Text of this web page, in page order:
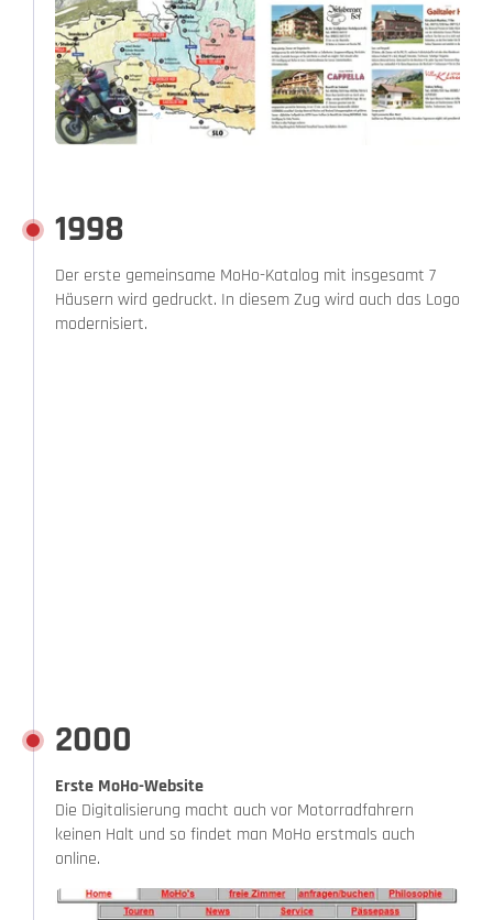
1998
Der erste gemeinsame MoHo-Katalog mit insgesamt 7
Häusern wird gedruckt. In diesem Zug wird auch das Logo
modernisiert.
2000
Erste MoHo-Website
Die Digitalisierung macht auch vor Motorradfahrern
keinen Halt und so findet man MoHo erstmals auch
online.